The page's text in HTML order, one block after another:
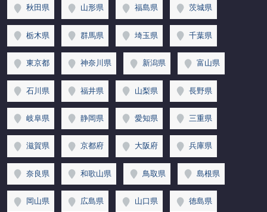
秋田県 山形県 福島県 茨城県
栃木県 群馬県 埼玉県 千葉県
東京都 神奈川県 新潟県 富山県
石川県 福井県 山梨県 長野県
岐阜県 静岡県 愛知県 三重県
滋賀県 京都府 大阪府 兵庫県
奈良県 和歌山県 鳥取県 島根県
岡山県 広島県 山口県 徳島県